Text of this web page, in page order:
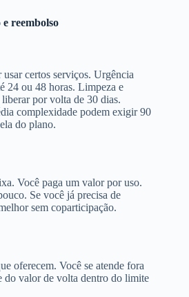
reembolso
certos serviços. Urgência
24 ou 48 horas. Limpeza e
por volta de 30 dias.
complexidade podem exigir 90
do plano.
Você paga um valor por uso.
Se você já precisa de
sem coparticipação.
oferecem. Você se atende fora
do valor de volta dentro do limite